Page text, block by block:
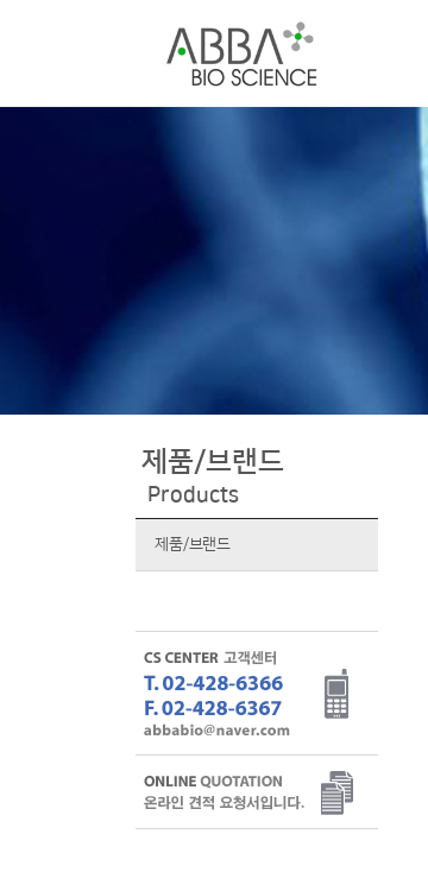
제품/브랜드
Products
제품/브랜드